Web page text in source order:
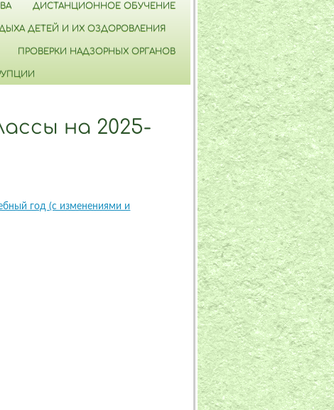
ДИСТАНЦИОННОЕ ОБУЧЕНИЕ
ДЕТЕЙ И ИХ ОЗДОРОВЛЕНИЯ
ПРОВЕРКИ НАДЗОРНЫХ ОРГАНОВ
на 2025-
год (с изменениями и